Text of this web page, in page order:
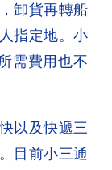
卸貨再轉船
指定地。小
需費用也不
以及快遞三
目前小三通